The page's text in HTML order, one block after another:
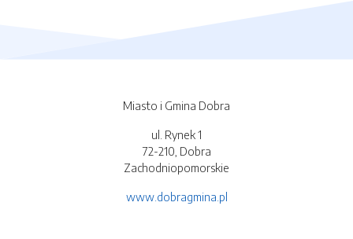
Miasto i Gmina Dobra
ul. Rynek 1
72-210, Dobra
Zachodniopomorskie
www.dobragmina.pl